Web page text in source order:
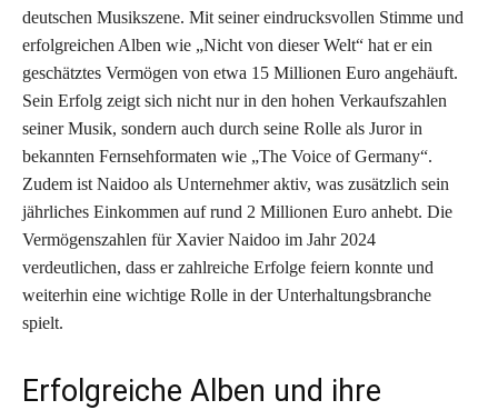
deutschen Musikszene. Mit seiner eindrucksvollen Stimme und
erfolgreichen Alben wie „Nicht von dieser Welt“ hat er ein
geschätztes Vermögen von etwa 15 Millionen Euro angehäuft.
Sein Erfolg zeigt sich nicht nur in den hohen Verkaufszahlen
seiner Musik, sondern auch durch seine Rolle als Juror in
bekannten Fernsehformaten wie „The Voice of Germany“.
Zudem ist Naidoo als Unternehmer aktiv, was zusätzlich sein
jährliches Einkommen auf rund 2 Millionen Euro anhebt. Die
Vermögenszahlen für Xavier Naidoo im Jahr 2024
verdeutlichen, dass er zahlreiche Erfolge feiern konnte und
weiterhin eine wichtige Rolle in der Unterhaltungsbranche
spielt.
Erfolgreiche Alben und ihre